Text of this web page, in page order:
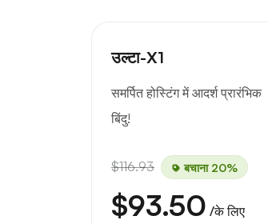
उल्टा-X1
समर्पित होस्टिंग में आदर्श प्रारंभिक
बिंदु!
$116.93 बचाना 20%
$93.50 /के लिए